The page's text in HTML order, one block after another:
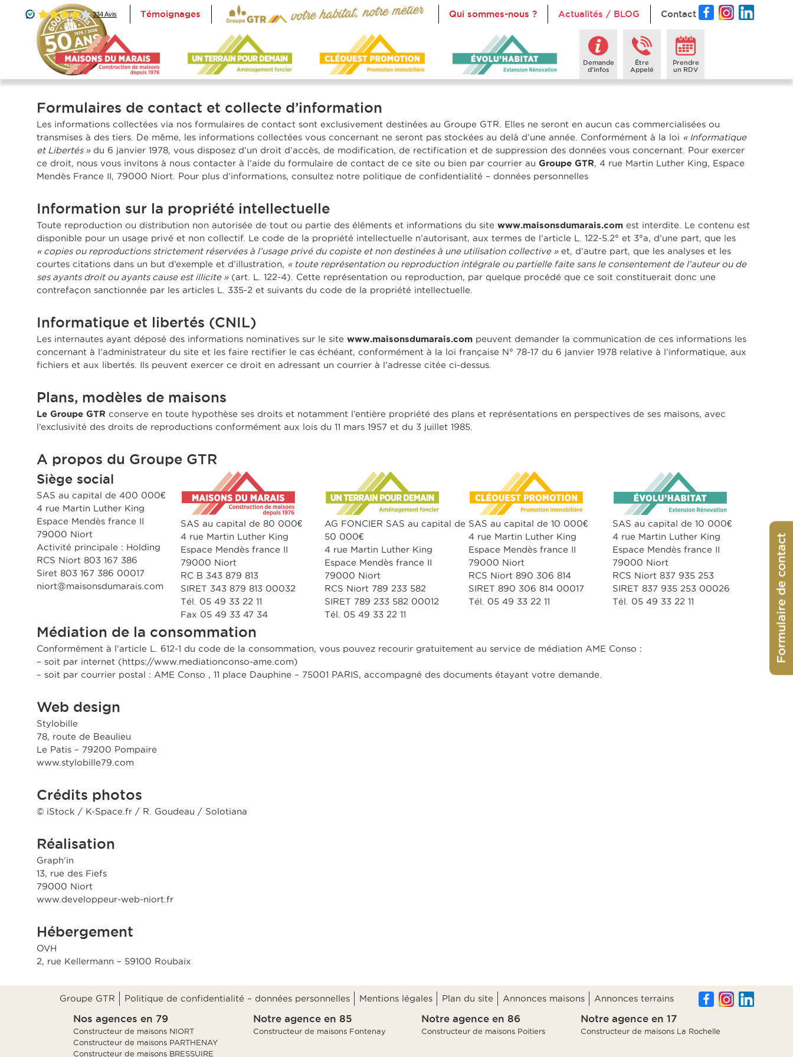
Témoignages Accueil Qui sommes-nous ? Actualités / BLOG Contact
Demande
d'infos
Être
Appelé
Prendre
un RDV
Formulaires de contact et collecte d’information
Les informations collectées via nos formulaires de contact sont exclusivement destinées au Groupe GTR. Elles ne seront en aucun cas commercialisées ou
transmises à des tiers. De même, les informations collectées vous concernant ne seront pas stockées au delà d’une année. Conformément à la loi « Informatique
et Libertés »du 6 janvier 1978, vous disposez d’un droit d’accès, de modification, de rectification et de suppression des données vous concernant. Pour exercer
ce droit, nous vous invitons à nous contacter à l’aide du formulaire de contact de ce site ou bien par courrier au Groupe GTR, 4 rue Martin Luther King, Espace
Mendès France II, 79000 Niort. Pour plus d’informations, consultez notre politique de confidentialité – données personnelles
Information sur la propriété intellectuelle
Toute reproduction ou distribution non autorisée de tout ou partie des éléments et informations du site www.maisonsdumarais.com est interdite. Le contenu est
disponible pour un usage privé et non collectif. Le code de la propriété intellectuelle n’autorisant, aux termes de l’article L. 122-5.2° et 3°a, d’une part, que les
« copies ou reproductions strictement réservées à l’usage privé du copiste et non destinées à une utilisation collective »et, d’autre part, que les analyses et les
courtes citations dans un but d’exemple et d’illustration, « toute représentation ou reproduction intégrale ou partielle faite sans le consentement de l’auteur ou de
ses ayants droit ou ayants cause est illicite »(art. L. 122-4). Cette représentation ou reproduction, par quelque procédé que ce soit constituerait donc une
contrefaçon sanctionnée par les articles L. 335-2 et suivants du code de la propriété intellectuelle.
Informatique et libertés (CNIL)
Les internautes ayant déposé des informations nominatives sur le site www.maisonsdumarais.com peuvent demander la communication de ces informations les
concernant à l’administrateur du site et les faire rectifier le cas échéant, conformément à la loi française N° 78-17 du 6 janvier 1978 relative à l’informatique, aux
fichiers et aux libertés. Ils peuvent exercer ce droit en adressant un courrier à l’adresse citée ci-dessus.
Plans, modèles de maisons
Le Groupe GTR conserve en toute hypothèse ses droits et notamment l’entière propriété des plans et représentations en perspectives de ses maisons, avec
l’exclusivité des droits de reproductions conformément aux lois du 11 mars 1957 et du 3 juillet 1985.
A propos du Groupe GTR
Siège social
SAS au capital de 400 000€
4 rue Martin Luther King
Espace Mendès france II
79000 Niort
Activité principale : Holding
RCS Niort 803 167 386
Siret 803 167 386 00017
niort@maisonsdumarais.com
SAS au capital de 80 000€
4 rue Martin Luther King
Espace Mendès france II
79000 Niort
RC B 343 879 813
SIRET 343 879 813 00032
Tél. 05 49 33 22 11
Fax 05 49 33 47 34
AG FONCIER SAS au capital de
50 000€
4 rue Martin Luther King
Espace Mendès france II
79000 Niort
RCS Niort 789 233 582
SIRET 789 233 582 00012
Tél. 05 49 33 22 11
SAS au capital de 10 000€
4 rue Martin Luther King
Espace Mendès france II
79000 Niort
RCS Niort 890 306 814
SIRET 890 306 814 00017
Tél. 05 49 33 22 11
SAS au capital de 10 000€
4 rue Martin Luther King
Espace Mendès france II
79000 Niort
RCS Niort 837 935 253
SIRET 837 935 253 00026
Tél. 05 49 33 22 11
Médiation de la consommation
Conformément à l’article L. 612-1 du code de la consommation, vous pouvez recourir gratuitement au service de médiation AME Conso :
– soit par internet (https://www.mediationconso-ame.com)
– soit par courrier postal : AME Conso , 11 place Dauphine – 75001 PARIS, accompagné des documents étayant votre demande.
Web design
Stylobille
78, route de Beaulieu
Le Patis – 79200 Pompaire
www.stylobille79.com
Crédits photos
© iStock / K-Space.fr / R. Goudeau / Solotiana
Réalisation
Graph’in
13, rue des Fiefs
79000 Niort
www.developpeur-web-niort.fr
Hébergement
OVH
2, rue Kellermann – 59100 Roubaix
Groupe GTR Politique de confidentialité – données personnelles Mentions légales Plan du site Annonces maisons Annonces terrains
Nos agences en 79
Constructeur de maisons NIORT
Constructeur de maisons PARTHENAY
Constructeur de maisons BRESSUIRE
Notre agence en 85
Constructeur de maisons Fontenay
Notre agence en 86
Constructeur de maisons Poitiers
Notre agence en 17
Constructeur de maisons La Rochelle
Formulaire de contact